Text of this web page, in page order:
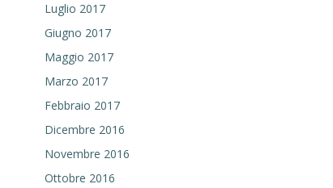
Luglio 2017
Giugno 2017
Maggio 2017
Marzo 2017
Febbraio 2017
Dicembre 2016
Novembre 2016
Ottobre 2016